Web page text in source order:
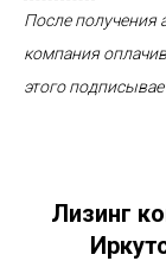
После получения
компания
этого
Лизинг